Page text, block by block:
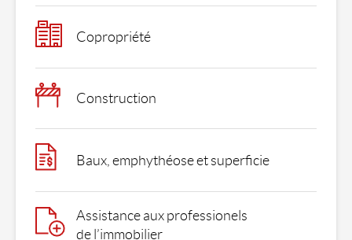
Copropriété
Construction
Baux, emphythéose et superficie
Assistance aux professionels
de l’immobilier